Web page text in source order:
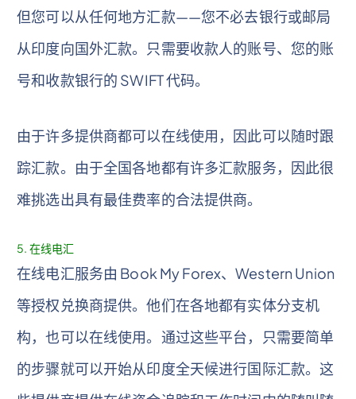
但您可以从任何地方汇款——您不必去银行或邮局
从印度向国外汇款。只需要收款人的账号、您的账
号和收款银行的 SWIFT 代码。
由于许多提供商都可以在线使用，因此可以随时跟
踪汇款。由于全国各地都有许多汇款服务，因此很
难挑选出具有最佳费率的合法提供商。
5. 在线电汇
在线电汇服务由 Book My Forex、Western Union
等授权兑换商提供。他们在各地都有实体分支机
构，也可以在线使用。通过这些平台，只需要简单
的步骤就可以开始从印度全天候进行国际汇款。这